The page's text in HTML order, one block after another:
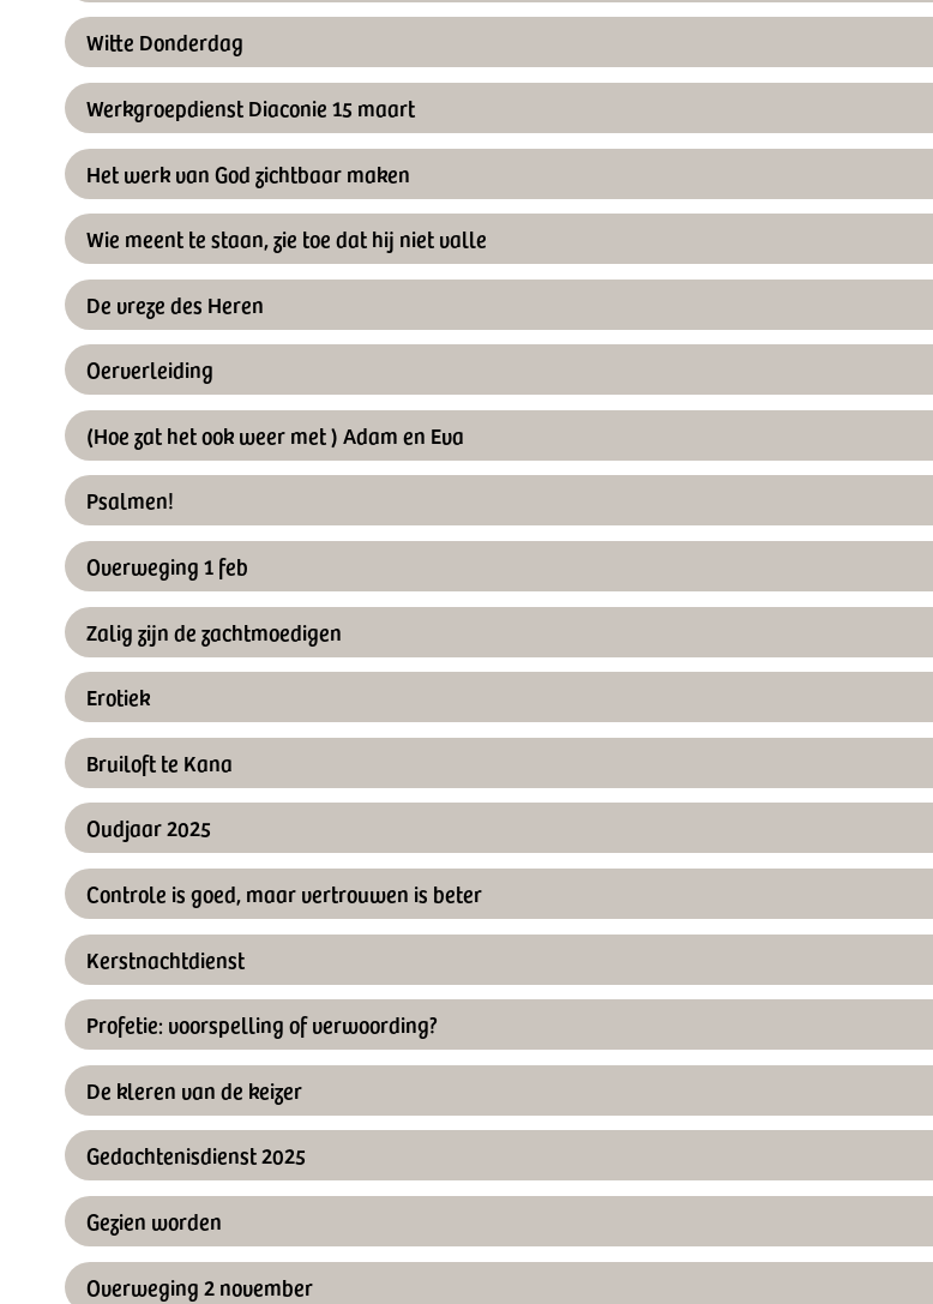
Witte Donderdag
Werkgroepdienst Diaconie 15 maart
Het werk van God zichtbaar maken
Wie meent te staan, zie toe dat hij niet valle
De vreze des Heren
Oerverleiding
(Hoe zat het ook weer met ) Adam en Eva
Psalmen!
Overweging 1 feb
Zalig zijn de zachtmoedigen
Erotiek
Bruiloft te Kana
Oudjaar 2025
Controle is goed, maar vertrouwen is beter
Kerstnachtdienst
Profetie: voorspelling of verwoording?
De kleren van de keizer
Gedachtenisdienst 2025
Gezien worden
Overweging 2 november